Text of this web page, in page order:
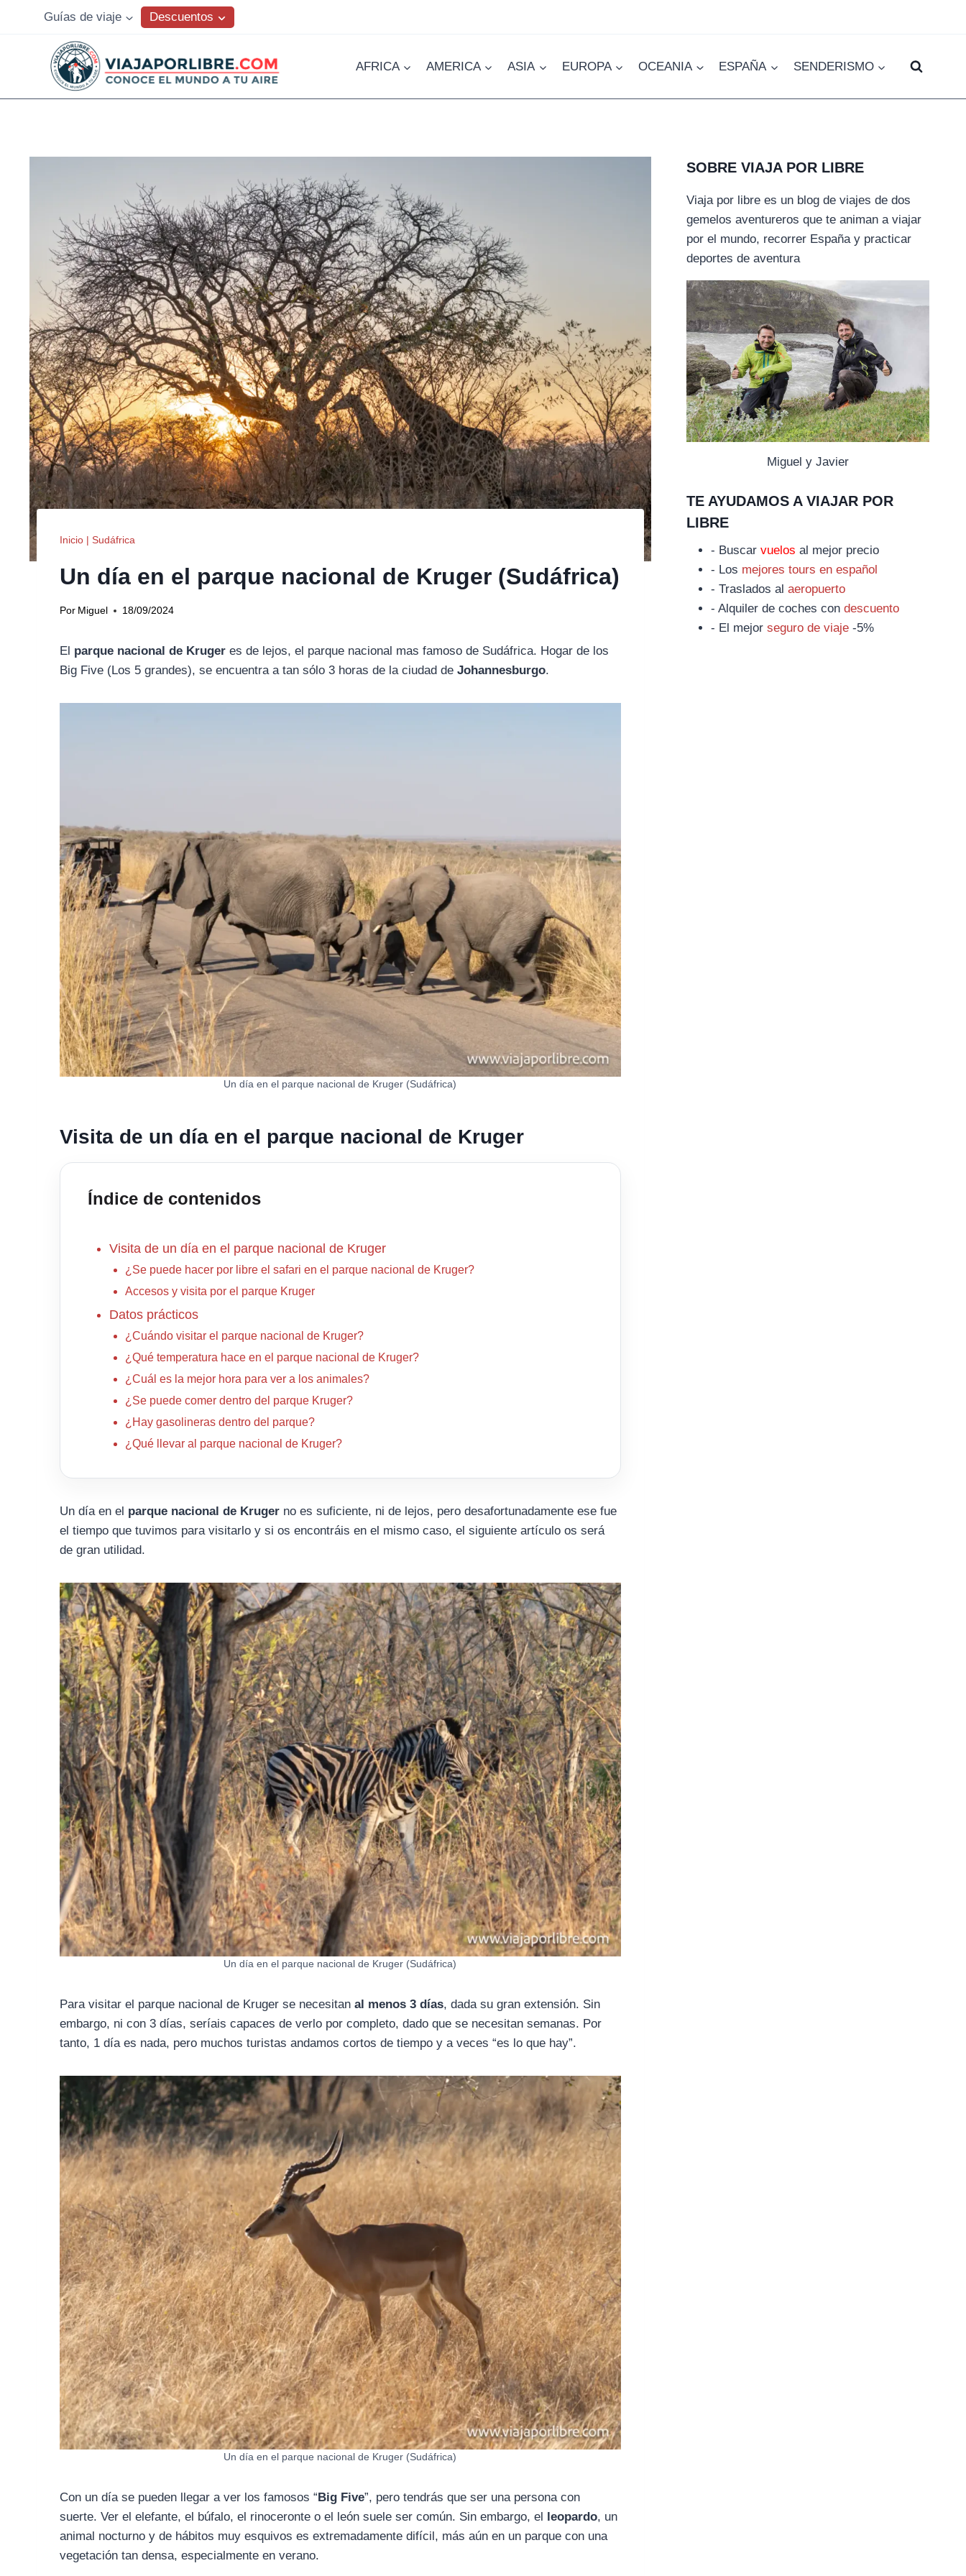
Guías de viaje Descuentos
AFRICA AMERICA ASIA EUROPA OCEANIA ESPAÑA SENDERISMO
Inicio | Sudáfrica
Un día en el parque nacional de Kruger (Sudáfrica)
Por Miguel 18/09/2024
El parque nacional de Kruger es de lejos, el parque nacional mas famoso de Sudáfrica. Hogar de los
Big Five (Los 5 grandes), se encuentra a tan sólo 3 horas de la ciudad de Johannesburgo.
Un día en el parque nacional de Kruger (Sudáfrica)
Visita de un día en el parque nacional de Kruger
Índice de contenidos
Visita de un día en el parque nacional de Kruger
¿Se puede hacer por libre el safari en el parque nacional de Kruger?
Accesos y visita por el parque Kruger
Datos prácticos
¿Cuándo visitar el parque nacional de Kruger?
¿Qué temperatura hace en el parque nacional de Kruger?
¿Cuál es la mejor hora para ver a los animales?
¿Se puede comer dentro del parque Kruger?
¿Hay gasolineras dentro del parque?
¿Qué llevar al parque nacional de Kruger?
Un día en el parque nacional de Kruger no es suficiente, ni de lejos, pero desafortunadamente ese fue
el tiempo que tuvimos para visitarlo y si os encontráis en el mismo caso, el siguiente artículo os será
de gran utilidad.
Un día en el parque nacional de Kruger (Sudáfrica)
Para visitar el parque nacional de Kruger se necesitan al menos 3 días, dada su gran extensión. Sin
embargo, ni con 3 días, seríais capaces de verlo por completo, dado que se necesitan semanas. Por
tanto, 1 día es nada, pero muchos turistas andamos cortos de tiempo y a veces “es lo que hay”.
Un día en el parque nacional de Kruger (Sudáfrica)
Con un día se pueden llegar a ver los famosos “Big Five”, pero tendrás que ser una persona con
suerte. Ver el elefante, el búfalo, el rinoceronte o el león suele ser común. Sin embargo, el leopardo, un
animal nocturno y de hábitos muy esquivos es extremadamente difícil, más aún en un parque con una
vegetación tan densa, especialmente en verano.
SOBRE VIAJA POR LIBRE
Viaja por libre es un blog de viajes de dos
gemelos aventureros que te animan a viajar
por el mundo, recorrer España y practicar
deportes de aventura
Miguel y Javier
TE AYUDAMOS A VIAJAR POR
LIBRE
- Buscarvuelos al mejor precio
- Los mejores tours en español
- Traslados alaeropuerto
- Alquiler de coches condescuento
- El mejorseguro de viaje -5%